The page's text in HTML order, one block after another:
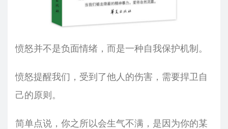
愤怒并不是负面情绪，而是一种自我保护机制。
愤怒提醒我们，受到了他人的伤害，需要捍卫自
己的原则。
简单点说，你之所以会生气不满，是因为你的某